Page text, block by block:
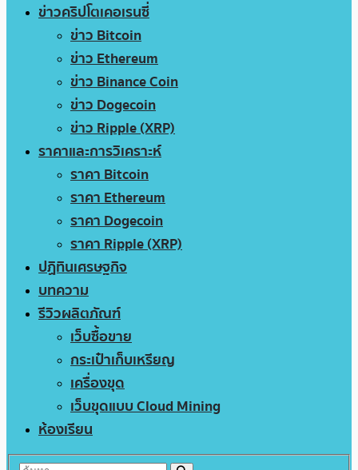
ข่าวคริปโตเคอเรนซี่
ข่าว Bitcoin
ข่าว Ethereum
ข่าว Binance Coin
ข่าว Dogecoin
ข่าว Ripple (XRP)
ราคาและการวิเคราะห์
ราคา Bitcoin
ราคา Ethereum
ราคา Dogecoin
ราคา Ripple (XRP)
ปฏิทินเศรษฐกิจ
บทความ
รีวิวผลิตภัณฑ์
เว็บซื้อขาย
กระเป๋าเก็บเหรียญ
เครื่องขุด
เว็บขุดแบบ Cloud Mining
ห้องเรียน